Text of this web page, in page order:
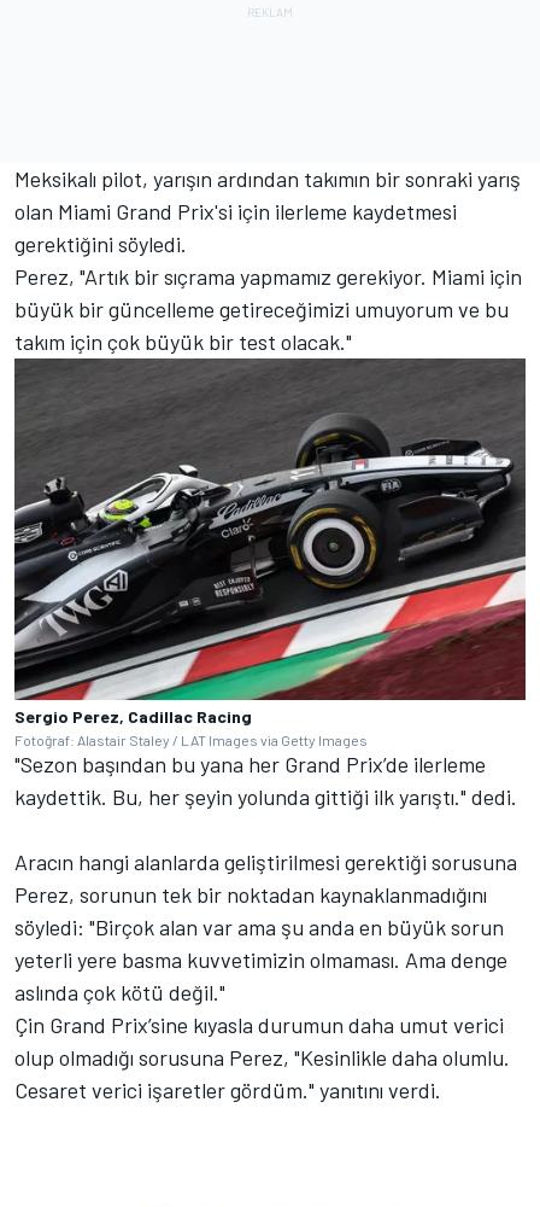
Meksikalı pilot, yarışın ardından takımın bir sonraki yarış
olan Miami Grand Prix'si için ilerleme kaydetmesi
gerektiğini söyledi.
Perez, "Artık bir sıçrama yapmamız gerekiyor. Miami için
büyük bir güncelleme getireceğimizi umuyorum ve bu
takım için çok büyük bir test olacak."
Sergio Perez, Cadillac Racing
Fotoğraf: Alastair Staley / LAT Images via Getty Images
"Sezon başından bu yana her Grand Prix’de ilerleme
kaydettik. Bu, her şeyin yolunda gittiği ilk yarıştı." dedi.
Aracın hangi alanlarda geliştirilmesi gerektiği sorusuna
Perez, sorunun tek bir noktadan kaynaklanmadığını
söyledi: "Birçok alan var ama şu anda en büyük sorun
yeterli yere basma kuvvetimizin olmaması. Ama denge
aslında çok kötü değil."
Çin Grand Prix’sine kıyasla durumun daha umut verici
olup olmadığı sorusuna Perez, "Kesinlikle daha olumlu.
Cesaret verici işaretler gördüm." yanıtını verdi.